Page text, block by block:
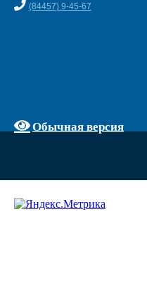
(84457) 9-45-67
Обычная версия